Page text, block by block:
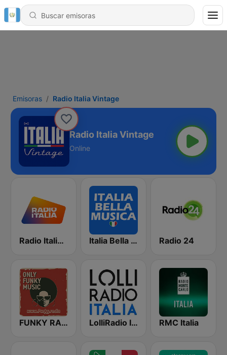
Emisoras Radio Italia Vintage
Radio Italia Vintage
Online
Radio Italia solomusicaitaliana Italia Bella Musica Radio 24
FUNKY RADIO (Italy) LolliRadio Italia RMC Italia